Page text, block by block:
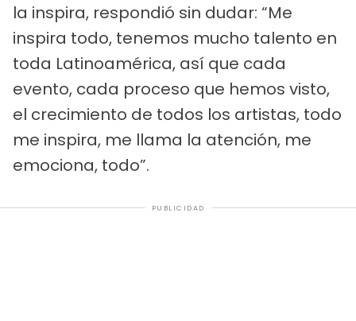
la inspira, respondió sin dudar: “Me
inspira todo, tenemos mucho talento en
toda Latinoamérica, así que cada
evento, cada proceso que hemos visto,
el crecimiento de todos los artistas, todo
me inspira, me llama la atención, me
emociona, todo”.
PUBLICIDAD